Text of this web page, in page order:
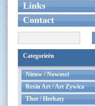
Links
Contact
Categorieën
Nieuw / Nowosci
Resin Art / Art Zywica
Thee / Herbaty